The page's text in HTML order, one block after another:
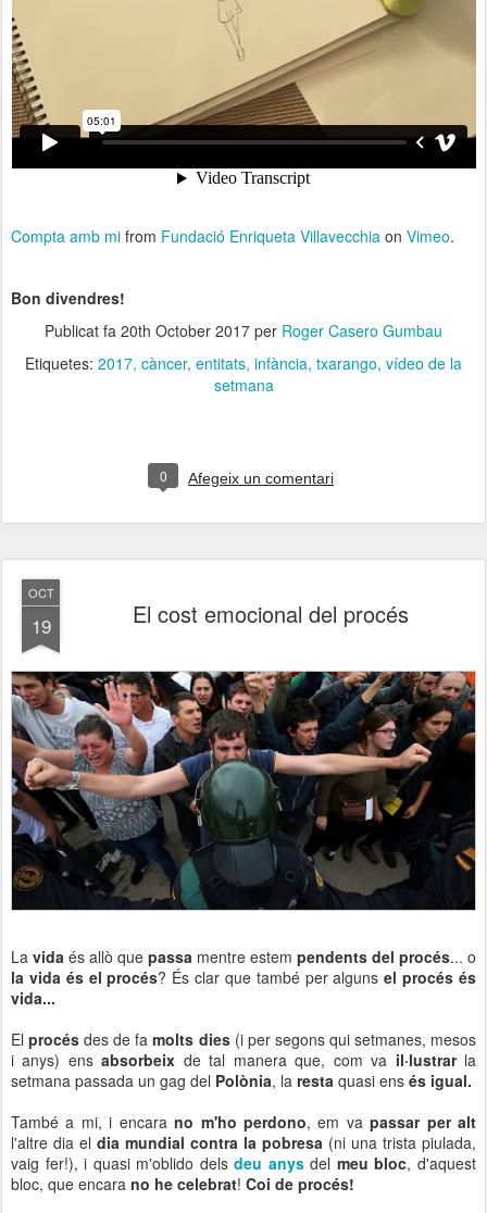
Compta amb mi from Fundació Enriqueta Villavecchia on Vimeo.
Bon divendres!
Publicat fa 20th October 2017 per Roger Casero Gumbau
Etiquetes: 2017 càncer entitats infància txarango vídeo de la
setmana
0 Afegeix un comentari
OCT
19 El cost emocional del procés
La vida és allò que passa mentre estem pendents del procés... o
la vida és el procés? És clar que també per algunsel procés és
vida...
El procés des de famolts dies(i per segons qui setmanes, mesos
i anys) ensabsorbeix de tal manera que, com va il·lustrar la
setmana passada un gag del Polònia, la resta quasi ens és igual.
També a mi, i encarano m'ho perdono, em vapassar per alt
l'altre dia el dia mundial contra la pobresa (ni una trista piulada,
vaig fer!), i quasi m'oblido delsdeu anysdel meu bloc, d'aquest
bloc, que encara no he celebrat! Coi de procés!